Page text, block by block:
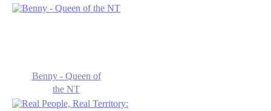
Benny - Queen of
the NT